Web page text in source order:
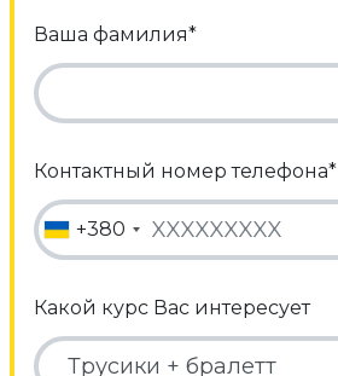
Ваша фамилия*
Контактный номер телефона*
+380
Какой курс Вас интересует